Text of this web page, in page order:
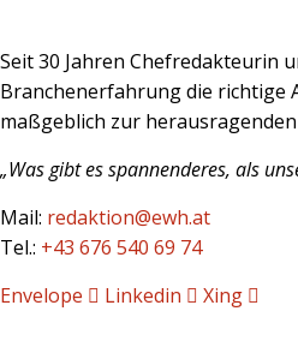
Seit 30 Jahren Chefredakteurin
Branchenerfahrung die richtige
maßgeblich zur
„Was gibt es spannenderes, als
Mail: redaktion@ewh.at
Tel.: +43 676 540 69 74
Envelope
Linkedin Xing